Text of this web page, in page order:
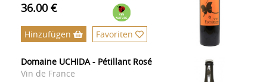
36.00 €
Hinzufügen Favoriten
Domaine UCHIDA - Pétillant Rosé
Vin de France